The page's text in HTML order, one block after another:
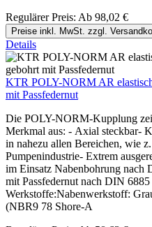
Regulärer Preis: Ab 98,02 €
Preise inkl. MwSt. zzgl.
Details
KTR POLY-NORM AR
mit Passfedernut
Die POLY-NORM-Kupplung
Merkmal aus: - Axial steckbar-
in nahezu allen Bereichen, wie
Pumpenindustrie- Extrem
im Einsatz Nabenbohrung
mit Passfedernut nach DIN
Werkstoffe:Nabenwerkstoff:
(NBR9 78 Shore-A